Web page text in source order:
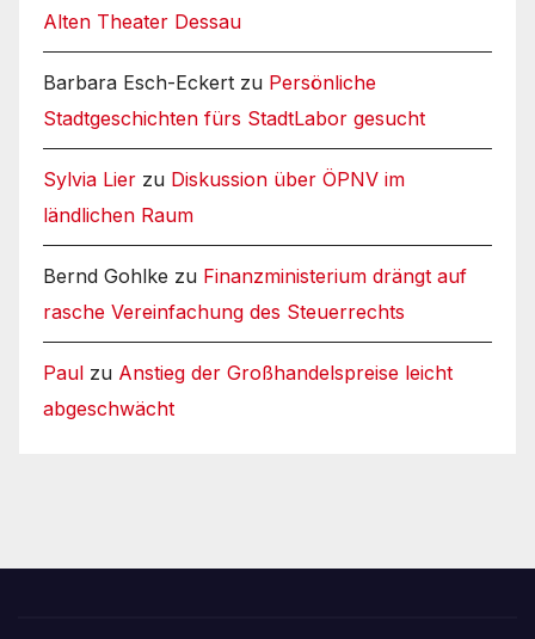
Alten Theater Dessau
Barbara Esch-Eckert zu Persönliche
Stadtgeschichten fürs StadtLabor gesucht
Sylvia Lier zu Diskussion über ÖPNV im
ländlichen Raum
Bernd Gohlke zu Finanzministerium drängt auf
rasche Vereinfachung des Steuerrechts
Paul zu Anstieg der Großhandelspreise leicht
abgeschwächt